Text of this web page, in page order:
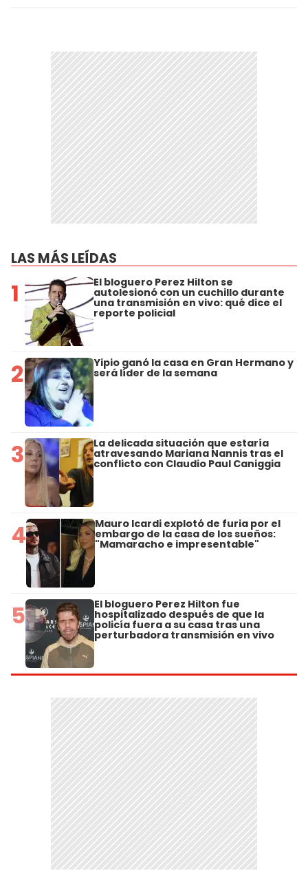
LAS MÁS LEÍDAS
1 El bloguero Perez Hilton se
autolesionó con un cuchillo durante
una transmisión en vivo: qué dice el
reporte policial
2 Yipio ganó la casa en Gran Hermano y
será líder de la semana
3 La delicada situación que estaría
atravesando Mariana Nannis tras el
conflicto con Claudio Paul Caniggia
4 Mauro Icardi explotó de furia por el
embargo de la casa de los sueños:
"Mamaracho e impresentable"
5 El bloguero Perez Hilton fue
hospitalizado después de que la
policía fuera a su casa tras una
perturbadora transmisión en vivo